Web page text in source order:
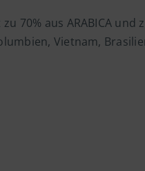
70% aus ARABICA und
Vietnam,